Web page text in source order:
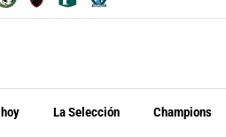
La Selección Champions